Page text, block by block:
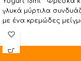
γλυκά μύρτιλα
με ένα κρεμώδες
παγωτό γιαούρτι
απολαυστικό